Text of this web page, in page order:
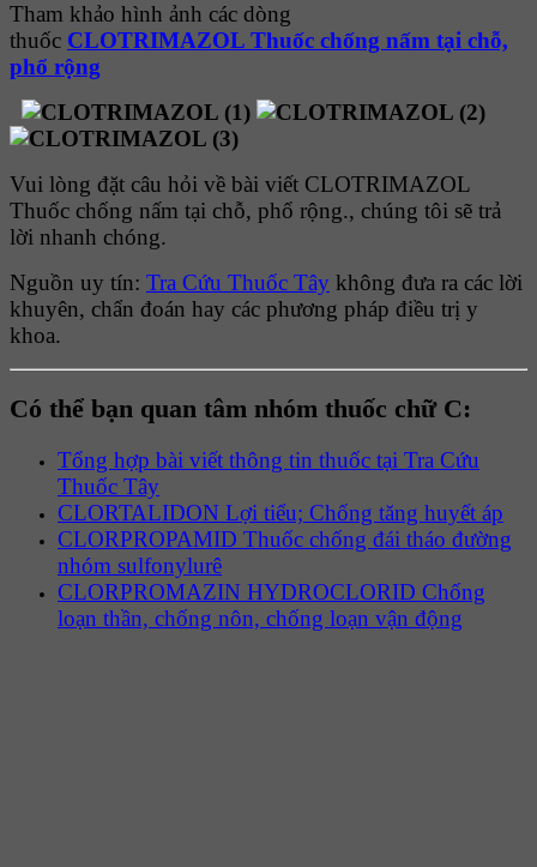
Tham khảo hình ảnh các dòng
thuốc CLOTRIMAZOL Thuốc chống nấm tại chỗ,
phổ rộng
Vui lòng đặt câu hỏi về bài viết CLOTRIMAZOL
Thuốc chống nấm tại chỗ, phổ rộng., chúng tôi sẽ trả
lời nhanh chóng.
Nguồn uy tín: Tra Cứu Thuốc Tây không đưa ra các lời
khuyên, chẩn đoán hay các phương pháp điều trị y
khoa.
Có thể bạn quan tâm nhóm thuốc chữ C:
Tổng hợp bài viết thông tin thuốc tại Tra Cứu
Thuốc Tây
CLORTALIDON Lợi tiểu; Chống tăng huyết áp
CLORPROPAMID Thuốc chống đái tháo đường
nhóm sulfonylurê
CLORPROMAZIN HYDROCLORID Chống
loạn thần, chống nôn, chống loạn vận động